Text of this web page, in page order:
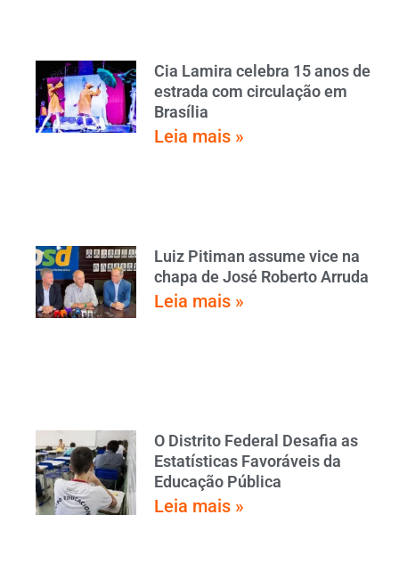
Cia Lamira celebra 15 anos de
estrada com circulação em
Brasília
Leia mais »
Luiz Pitiman assume vice na
chapa de José Roberto Arruda
Leia mais »
O Distrito Federal Desafia as
Estatísticas Favoráveis da
Educação Pública
Leia mais »